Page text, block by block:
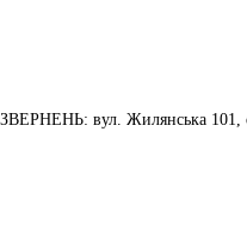
вул. Жилянська 101,